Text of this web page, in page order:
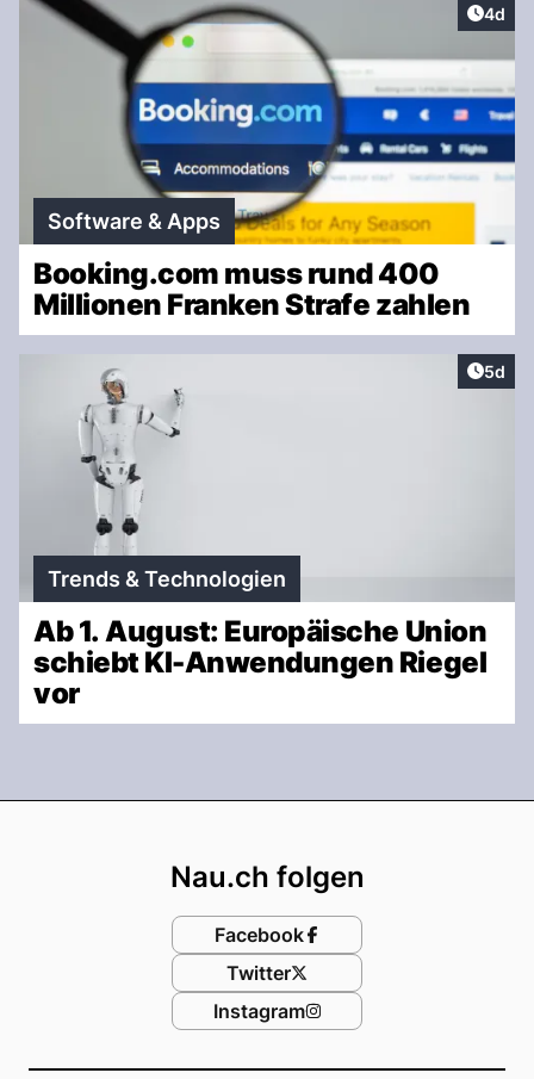
4d
Software & Apps
Booking.com muss rund 400
Millionen Franken Strafe zahlen
5d
Trends & Technologien
Ab 1. August: Europäische Union
schiebt KI-Anwendungen Riegel
vor
Nau.ch folgen
Facebook
Twitter
Instagram